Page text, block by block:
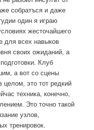
собратъся и даже
один я играю
жесточайшего
для всех навыков
своих ожиданий, а
Клуб
а вот со сцены
это тот редкий
техника, конечно,
Это точно такой
узлов,
тренировок.